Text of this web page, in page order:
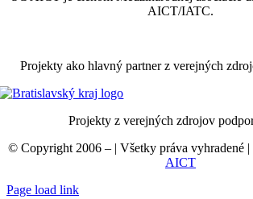
AICT/IATC.
Projekty ako hlavný partner z verejných
Projekty z verejných zdrojov
© Copyright 2006 – | Všetky práva vyhradené |
AICT
Page load link